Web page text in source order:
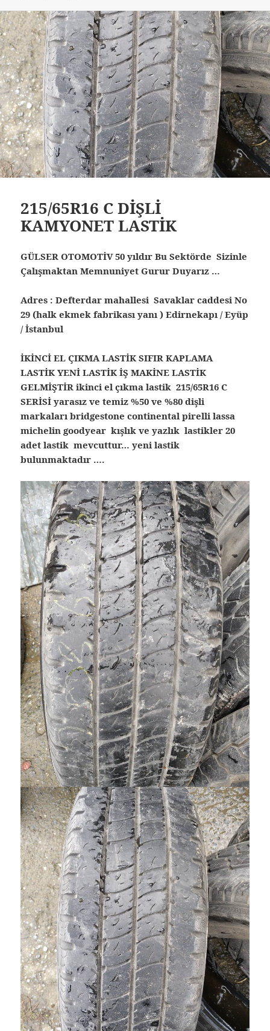
215/65R16 C DİŞLİ
KAMYONET LASTİK
GÜLSER OTOMOTİV 50 yıldır Bu Sektörde Sizinle
Çalışmaktan Memnuniyet Gurur Duyarız …
Adres : Defterdar mahallesi Savaklar caddesi No
29 (halk ekmek fabrikası yanı ) Edirnekapı / Eyüp
/ İstanbul
İKİNCİ EL ÇIKMA LASTİK SIFIR KAPLAMA
LASTİK YENİ LASTİK İŞ MAKİNE LASTİK
GELMİŞTİR ikinci el çıkma lastik 215/65R16 C
SERİSİ yarasız ve temiz %50 ve %80 dişli
markaları bridgestone continental pirelli lassa
michelin goodyear kışlık ve yazlık lastikler 20
adet lastik mevcuttur… yeni lastik
bulunmaktadır ….